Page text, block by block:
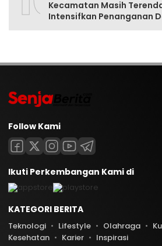
Kecamatan Masih
Intensifkan Penanganan
Follow Kami
Ikuti Perkembangan Kami di
KATEGORI BERITA
Teknologi Lifestyle Olahraga
Kesehatan
Karier Inspirasi